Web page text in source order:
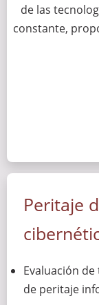
de las
constante,
Peritaje
Evaluación
de peritaje